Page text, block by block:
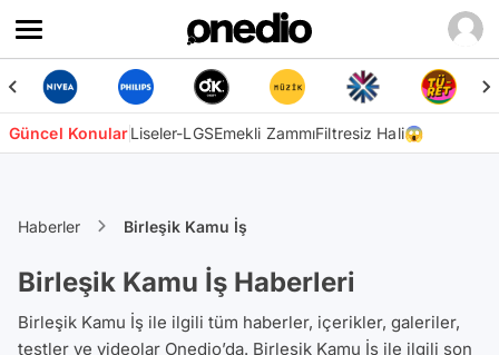
Güncel KonularLiseler-LGSEmekli ZammıFiltresiz Hali😱
Haberler Birleşik Kamu İş
Birleşik Kamu İş Haberleri
Birleşik Kamu İş ile ilgili tüm haberler, içerikler, galeriler,
testler ve videolar Onedio’da. Birleşik Kamu İş ile ilgili son